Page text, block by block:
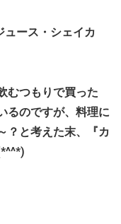
ース・シェイカ
むつもりで買った
るのですが、料理に
？と考えた末、『カ